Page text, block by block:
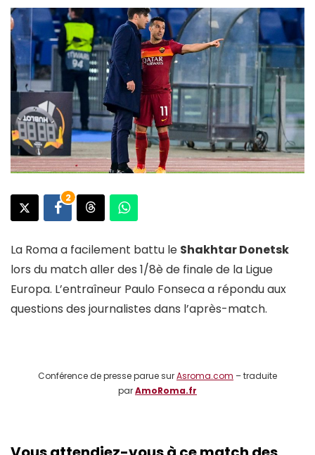
2
La Roma a facilement battu le Shakhtar Donetsk
lors du match aller des 1/8è de finale de la Ligue
Europa. L’entraîneur Paulo Fonseca a répondu aux
questions des journalistes dans l’après-match.
Conférence de presse parue surAsroma.com – traduite
parAmoRoma.fr